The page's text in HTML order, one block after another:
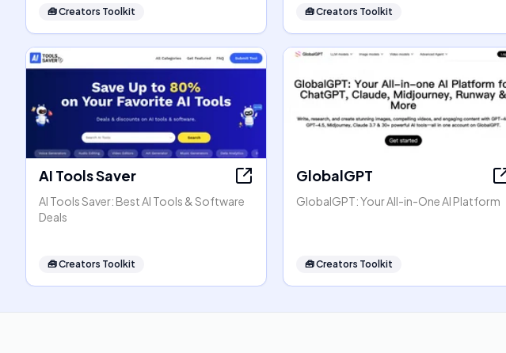
🧰Creators Toolkit 🧰Creators Toolkit
AI Tools Saver
AI Tools Saver: Best AI Tools & Software
Deals
🧰Creators Toolkit
GlobalGPT
GlobalGPT: Your All-in-One AI Platform
🧰Creators Toolkit